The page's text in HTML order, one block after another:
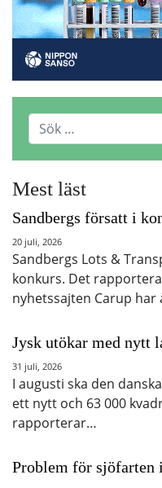
Mest läst
Sandbergs försatt i
20 juli, 2026
Sandbergs Lots &
konkurs. Det
nyhetssajten Carup
Jysk utökar med nytt
31 juli, 2026
I augusti ska den
ett nytt och 63 000
rapporterar…
Problem för sjöfarten